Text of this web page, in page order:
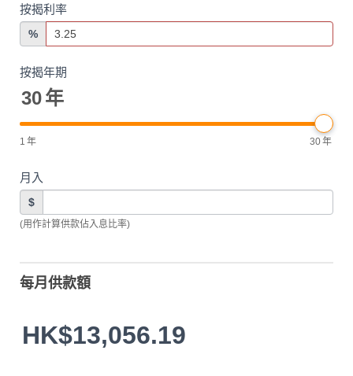
按揭利率
%
按揭年期
30年
1 年 30年
月入
$
(用作計算供款佔入息比率)
每月供款額
HK$13,056.19